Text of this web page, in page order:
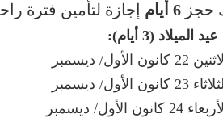
حجز 6 أيام إجازة لتأمين فترة راحة تبلغ 14 يومًا، وذلك
الميلاد (3 أيام):
الاثنين 22 كانون الأول/ ديسمبر
الثلاثاء 23 كانون الأول/ ديسمبر
الأربعاء 24 كانون الأول/ ديسمبر